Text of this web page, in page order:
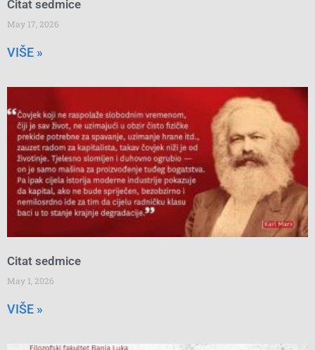
Citat sedmice
May 17, 2026
VIŠE »
Citat sedmice
May 1, 2026
VIŠE »